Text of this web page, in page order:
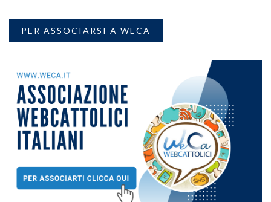
PER ASSOCIARSI A WECA